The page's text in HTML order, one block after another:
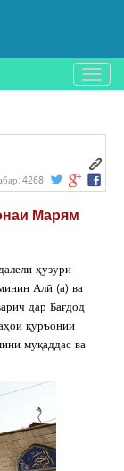
باز
و
کردن
4268
Марям
ҳузури
Алӣ (а) ва
дар Бағдод
қуръонии
муқаддас ва